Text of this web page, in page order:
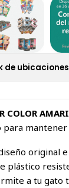
de ubicaciones
COLOR
para
original
plástico
a tu gato